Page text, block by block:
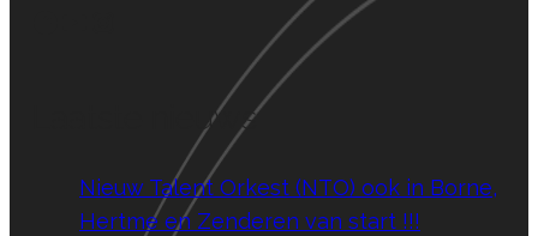
Laatste nieuws
Nieuw Talent Orkest (NTO) ook in Borne,
Hertme en Zenderen van start !!!